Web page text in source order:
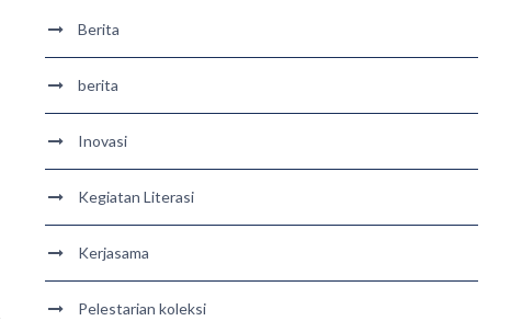
Berita
berita
Inovasi
Kegiatan Literasi
Kerjasama
Pelestarian koleksi